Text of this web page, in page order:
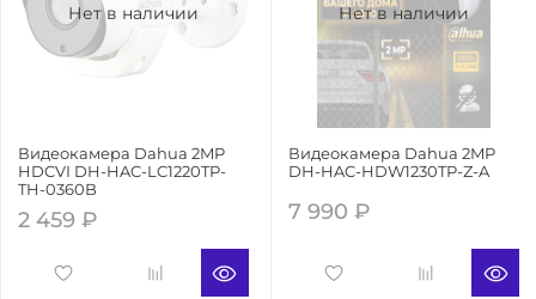
Нет в наличии
Видеокамера Dahua 2MP
HDCVI DH-HAC-LC1220TP-
TH-0360B
2 459 ₽
Нет в наличии
Видеокамера Dahua 2MP
DH-HAC-HDW1230TP-Z-A
7 990 ₽